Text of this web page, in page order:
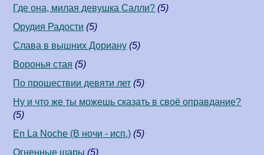
Где она, милая девушка Салли? (5)
Орудия Радости (5)
Слава в вышних Дориану (5)
Воронья стая (5)
По прошествии девяти лет (5)
Ну и что же ты можешь сказать в своё оправдание?
(5)
En La Noche (В ночи - исп.) (5)
Огненные шары (5)